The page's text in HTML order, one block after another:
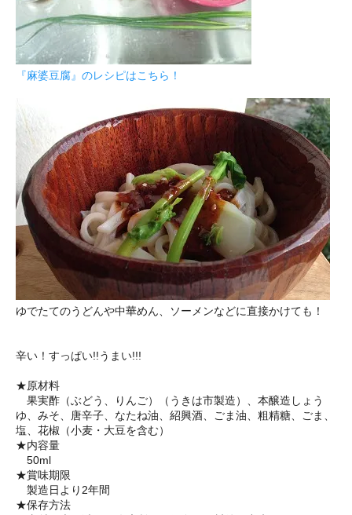
『麻婆豆腐』のレシピはこちら！
ゆでたてのうどんや中華めん、ソーメンなどに直接かけても！
辛い！すっぱい!!うまい!!!
★原材料
果実酢（ぶどう、りんご）（うきは市製造）、本醸造しょう
ゆ、みそ、唐辛子、なたね油、紹興酒、ごま油、粗精糖、ごま、
塩、花椒（小麦・大豆を含む）
★内容量
50ml
★賞味期限
製造日より2年間
★保存方法